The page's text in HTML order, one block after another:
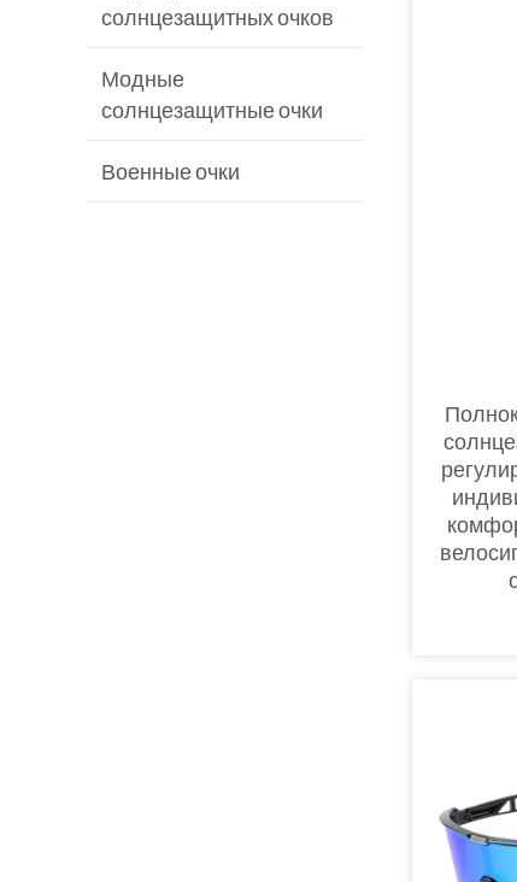
Бейсбольные
солнцезащитные очки
Солнцезащитные очки
солнцезащитных очков
Модные
солнцезащитные очки
Военные очки